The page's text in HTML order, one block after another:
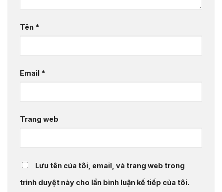
Tên *
Email *
Trang web
Lưu tên của tôi, email, và trang web trong
trình duyệt này cho lần bình luận kế tiếp của tôi.